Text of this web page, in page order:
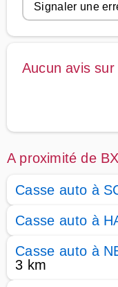
Signaler une
Aucun avis sur
A proximité de
Casse auto à
Casse auto à
Casse auto à
3 km